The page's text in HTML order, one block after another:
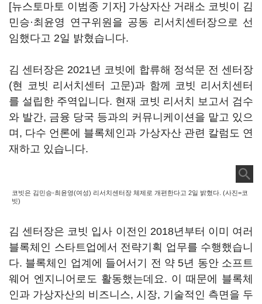
[뉴스토마토 이범종 기자] 가상자산 거래소 코빗이 김
민승·최윤영 연구위원을 공동 리서치센터장으로 선
임했다고 2일 밝혔습니다.
김 센터장은 2021년 코빗에 합류해 정석문 전 센터장
(현 코빗 리서치센터 고문)과 함께 코빗 리서치센터
를 설립한 주역입니다. 현재 코빗 리서치 보고서 검수
와 발간, 금융 당국 등과의 커뮤니케이션을 맡고 있으
며, 다수 언론에 블록체인과 가상자산 관련 칼럼도 연
재하고 있습니다.
코빗은 김민승-최윤영(여성) 리서치센터장 체제로 개편한다고 2일 밝혔다. (사진=코
빗)
김 센터장은 코빗 입사 이전인 2018년부터 이미 여러
블록체인 스타트업에서 전략기획 업무를 수행했습니
다. 블록체인 업계에 들어서기 전 약 5년 동안 소프트
웨어 엔지니어로도 활동했는데요. 이 때문에 블록체
인과 가상자산의 비즈니스, 시장, 기술적인 측면을 두